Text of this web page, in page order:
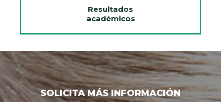
Resultados
académicos
SOLICITA MÁS INFORMACIÓN